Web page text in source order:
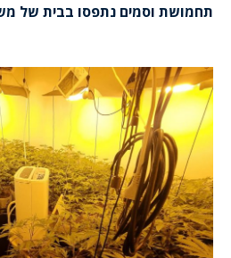
תחמושת וסמים נתפסו בבית של